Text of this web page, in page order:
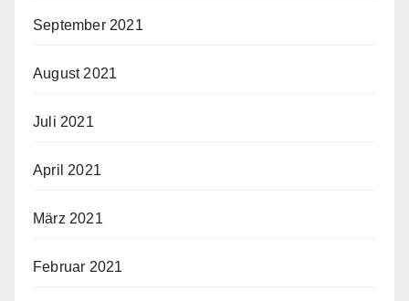
September 2021
August 2021
Juli 2021
April 2021
März 2021
Februar 2021